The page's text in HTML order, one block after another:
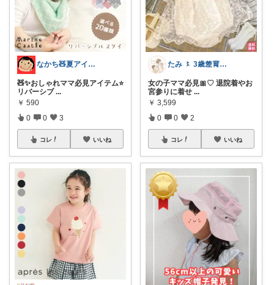
なかち🧸夏アイテム＆便利グッズ✨
🧸✨おしゃれママ必見アイテム⭐️
リバーシブ ...
￥ 590
0 0 3
コレ いいね
たみ 〻 3歳差育児×2児ママ
女の子ママ必見🎀♡ 退院着やお
宮参りに着せ ...
￥ 3,599
0 0 2
コレ いいね